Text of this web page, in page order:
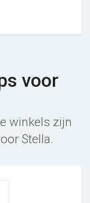
voor
winkels zijn
Stella.